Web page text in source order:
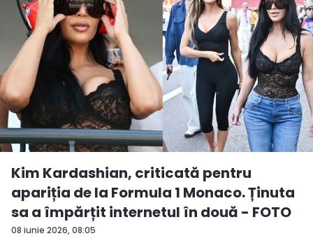
08 iunie 2026, 08:05
Kim Kardashian, criticată pentru
apariția de la Formula 1 Monaco. Ținuta
sa a împărțit internetul în două - FOTO